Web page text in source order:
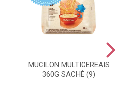
MUCILON MULTICEREAIS
360G SACHÊ (9)